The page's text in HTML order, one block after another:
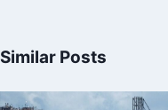
Similar Posts